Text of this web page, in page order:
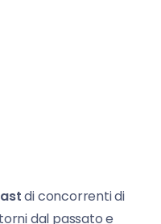
di concorrenti di
dal passato e